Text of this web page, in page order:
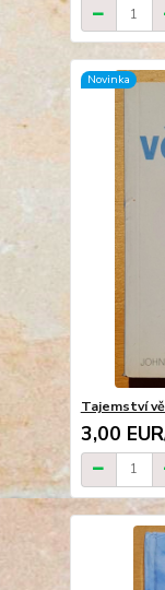
Novinka
Tajemství
3,00 EUR